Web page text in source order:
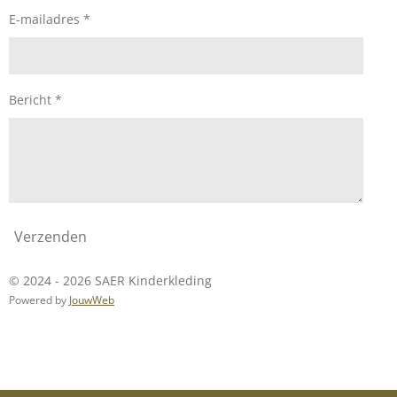
E-mailadres *
Bericht *
Verzenden
© 2024 - 2026 SAER Kinderkleding
Powered by JouwWeb